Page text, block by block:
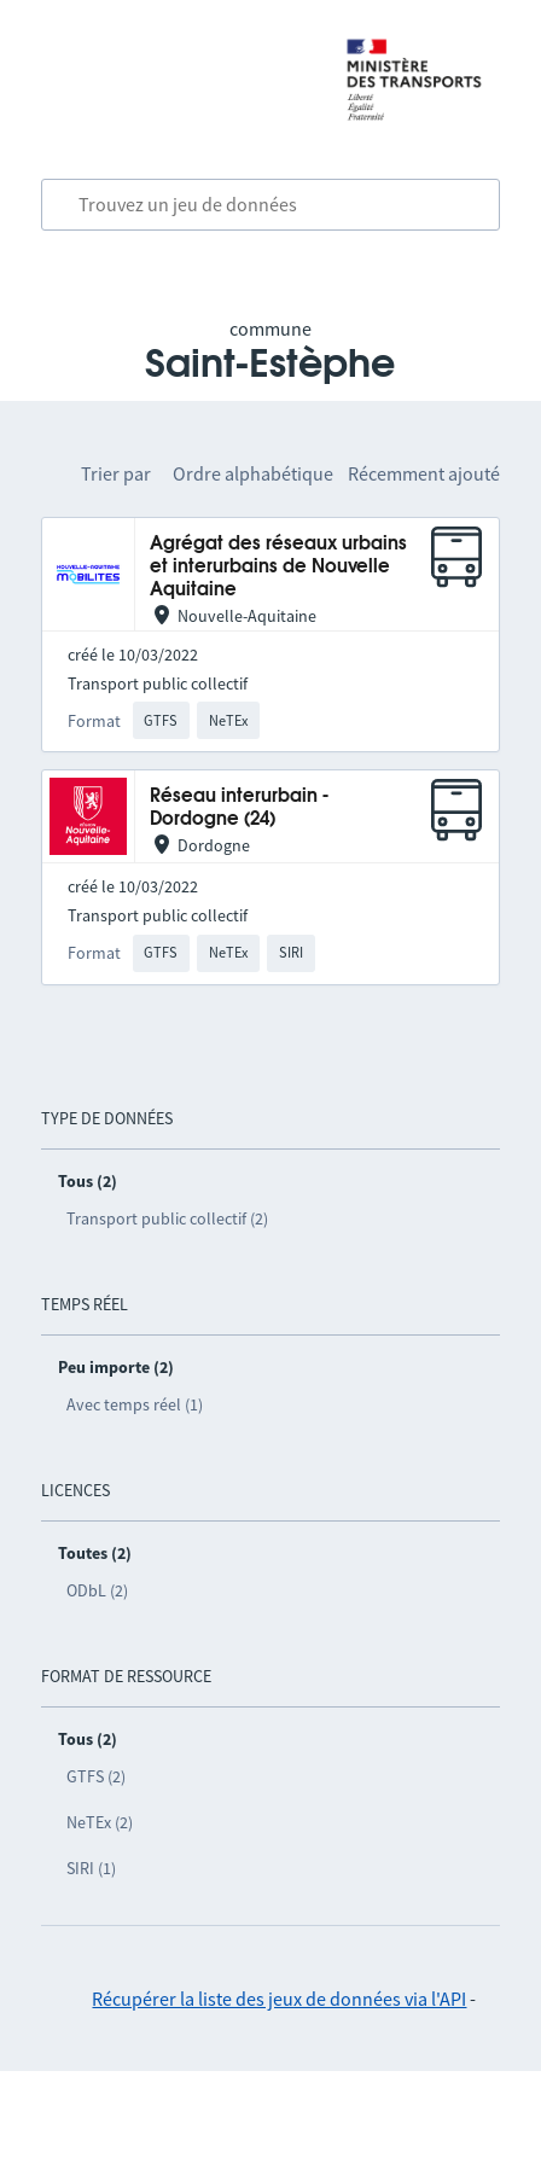
commune
Saint-Estèphe
TYPE DE DONNÉES
Tous (2)
Transport public collectif (2)
TEMPS RÉEL
Peu importe (2)
Avec temps réel (1)
LICENCES
Toutes (2)
ODbL (2)
FORMAT DE RESSOURCE
Tous (2)
GTFS (2)
NeTEx (2)
SIRI (1)
Trier par Ordre alphabétique Récemment ajouté
Agrégat des réseaux urbains
et interurbains de Nouvelle
Aquitaine
Nouvelle-Aquitaine
créé le 10/03/2022
Format GTFS NeTEx
Transport public collectif
Réseau interurbain -
Dordogne (24)
Dordogne
créé le 10/03/2022
Format GTFS NeTEx SIRI
Transport public collectif
Récupérer la liste des jeux de données via l'API -